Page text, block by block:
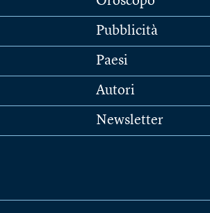
Pubblicità
Paesi
Autori
Newsletter